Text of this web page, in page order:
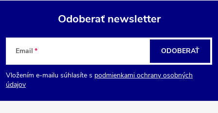
Z
á
p
Odoberať newsletter
Email
Vložením e-mailu súhlasíte s podmienkami ochrany osobných
údajov
ODOBERAŤ